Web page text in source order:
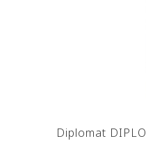
Diplomat